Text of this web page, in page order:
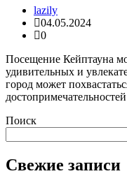
lazily
04.05.2024
0
Посещение Кейптауна
удивительных и
город может
Поиск
Свежие записи